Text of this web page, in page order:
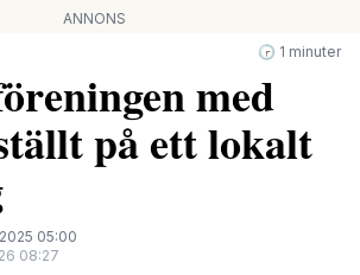
ANNONS
🕝 1 minuter
med
på ett lokalt
05:00
08:27